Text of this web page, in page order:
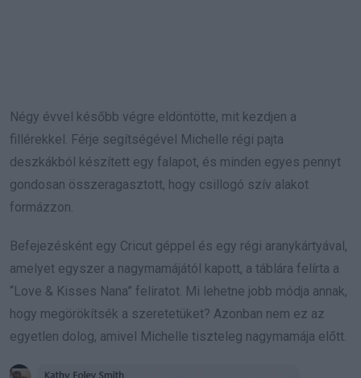
Négy évvel később végre eldöntötte, mit kezdjen a
fillérekkel. Férje segítségével Michelle régi pajta
deszkákból készített egy falapot, és minden egyes pennyt
gondosan összeragasztott, hogy csillogó szív alakot
formázzon.
Befejezésként egy Cricut géppel és egy régi aranykártyával,
amelyet egyszer a nagymamájától kapott, a táblára felírta a
“Love & Kisses Nana” feliratot. Mi lehetne jobb módja annak,
hogy megörökítsék a szeretetüket? Azonban nem ez az
egyetlen dolog, amivel Michelle tiszteleg nagymamája előtt.